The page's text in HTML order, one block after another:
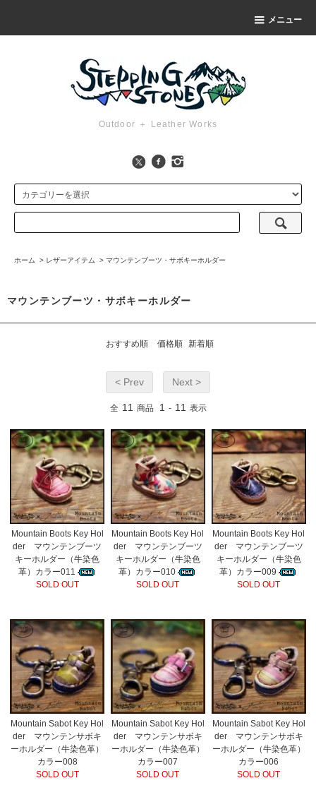
メニュー
Outdoor ＋ Leather Works
ホーム > レザーアイテム > マウンテンブーツ・サボキーホルダー
マウンテンブーツ・サボキーホルダー
おすすめ順 価格順 新着順
< Prev Next >
全 11 商品 1 - 11 表示
Mountain Boots Key Hol
der マウンテンブーツ
キーホルダー（牛染色
革）カラー011
SOLD OUT
Mountain Boots Key Hol
der マウンテンブーツ
キーホルダー（牛染色
革）カラー010
SOLD OUT
Mountain Boots Key Hol
der マウンテンブーツ
キーホルダー（牛染色
革）カラー009
SOLD OUT
Mountain Sabot Key Hol
der マウンテンサボキ
ーホルダー（牛染色革）
カラー008
SOLD OUT
Mountain Sabot Key Hol
der マウンテンサボキ
ーホルダー（牛染色革）
カラー007
SOLD OUT
Mountain Sabot Key Hol
der マウンテンサボキ
ーホルダー（牛染色革）
カラー006
SOLD OUT